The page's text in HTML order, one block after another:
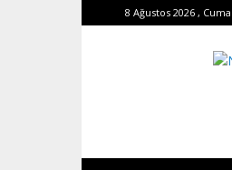
8 Ağustos 2026 ,